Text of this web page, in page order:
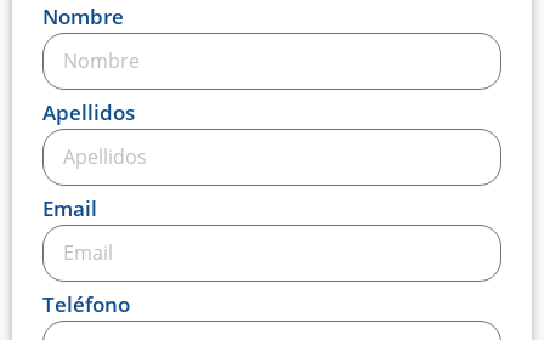
Nombre
Apellidos
Email
Teléfono